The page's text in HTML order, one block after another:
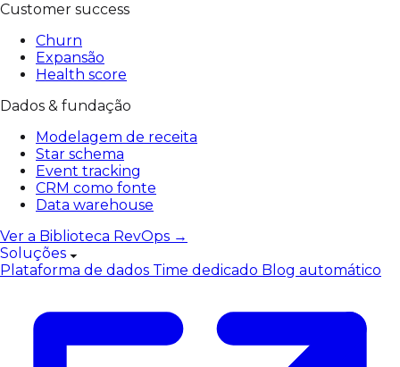
Customer success
Churn
Expansão
Health score
Dados & fundação
Modelagem de receita
Star schema
Event tracking
CRM como fonte
Data warehouse
Ver a Biblioteca RevOps →
Soluções
Plataforma de dados Time dedicado Blog automático